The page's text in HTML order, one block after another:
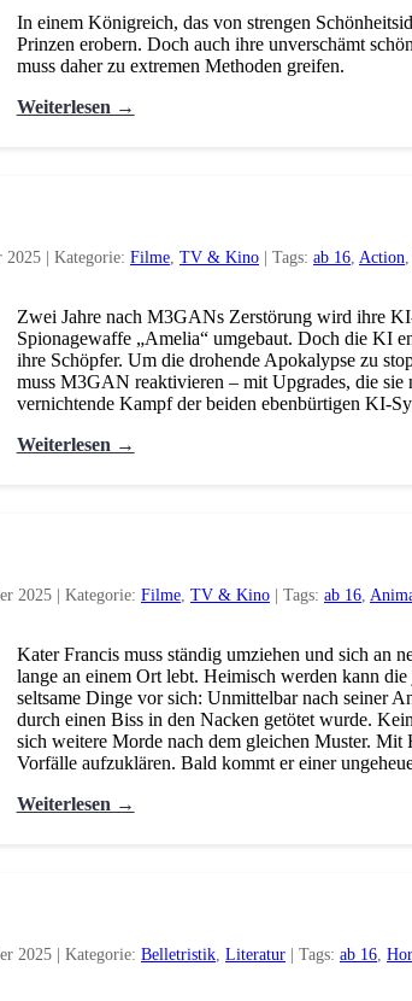
In einem Königreich, das von strengen
Prinzen erobern. Doch auch ihre unverschämt
muss daher zu extremen Methoden greifen.
Weiterlesen →
2025 | Kategorie: Filme TV & Kino | Tags: ab 16 Action
Zwei Jahre nach M3GANs Zerstörung wird ihre
Spionagewaffe „Amelia“ umgebaut. Doch die KI
ihre Schöpfer. Um die drohende Apokalypse zu
muss M3GAN reaktivieren – mit Upgrades, die
vernichtende Kampf der beiden ebenbürtigen KI-
Weiterlesen →
2025 | Kategorie: Filme TV & Kino | Tags: ab 16
Kater Francis muss ständig umziehen und sich an
lange an einem Ort lebt. Heimisch werden kann
seltsame Dinge vor sich: Unmittelbar nach seiner
durch einen Biss in den Nacken getötet wurde.
sich weitere Morde nach dem gleichen Muster.
Vorfälle aufzuklären. Bald kommt er einer
Weiterlesen →
2025 | Kategorie: Belletristik Literatur | Tags: ab 16